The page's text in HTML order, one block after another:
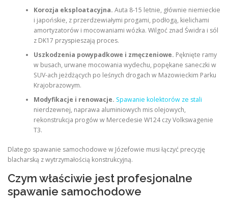
Korozja eksploatacyjna. Auta 8-15 letnie, głównie niemieckie
i japońskie, z przerdzewiałymi progami, podłogą, kielichami
amortyzatorów i mocowaniami wózka. Wilgoć znad Świdra i sól
z DK17 przyspieszają proces.
Uszkodzenia powypadkowe i zmęczeniowe. Pęknięte ramy
w busach, urwane mocowania wydechu, popękane saneczki w
SUV-ach jeżdżących po leśnych drogach w Mazowieckim Parku
Krajobrazowym.
Modyfikacje i renowacje. Spawanie kolektorów ze stali
nierdzewnej, naprawa aluminiowych mis olejowych,
rekonstrukcja progów w Mercedesie W124 czy Volkswagenie
T3.
Dlatego spawanie samochodowe w Józefowie musi łączyć precyzję
blacharską z wytrzymałością konstrukcyjną.
Czym właściwie jest profesjonalne
spawanie samochodowe